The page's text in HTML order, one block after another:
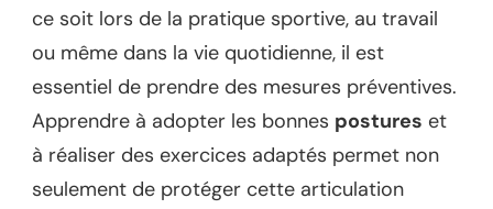
ce soit lors de la pratique sportive, au travail
ou même dans la vie quotidienne, il est
essentiel de prendre des mesures préventives.
Apprendre à adopter les bonnes postures et
à réaliser des exercices adaptés permet non
seulement de protéger cette articulation